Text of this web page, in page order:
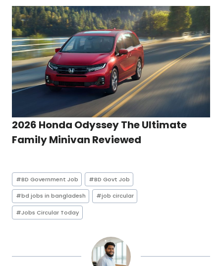
2026 Honda Odyssey The Ultimate
Family Minivan Reviewed
Post
Tags:
#BD Government Job #BD Govt Job
#bd jobs in bangladesh #job circular
#Jobs Circular Today